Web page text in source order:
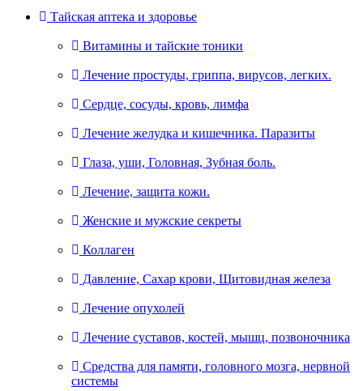
Тайская аптека и здоровье
Витамины и тайские тоники
Лечение простуды, гриппа, вирусов, легких.
Сердце, сосуды, кровь, лимфа
Лечение желудка и кишечника. Паразиты
Глаза, уши, Головная, Зубная боль.
Лечение, защита кожи.
Женские и мужские секреты
Коллаген
Давление, Сахар крови, Щитовидная железа
Лечение опухолей
Лечение суставов, костей, мышц, позвоночника
Средства для памяти, головного мозга, нервной
системы